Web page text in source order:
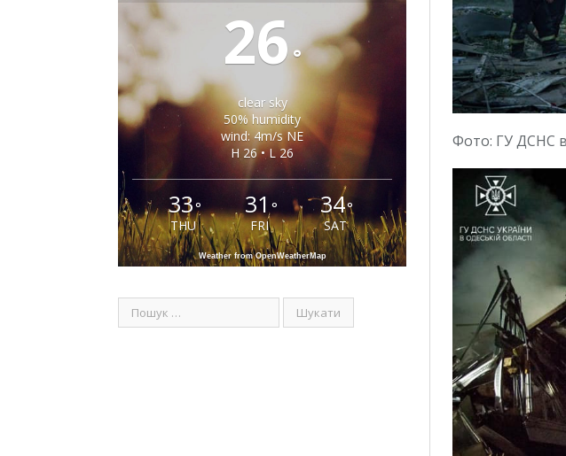
26°
clear sky
50% humidity
wind: 4m/s NE
H 26 • L 26
33°
THU
31°
FRI
34°
SAT
Weather from OpenWeatherMap
Фото: ГУ ДСНС в